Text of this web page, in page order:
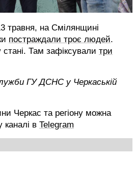
травня, на Смілянщині
постраждали троє людей.
Там зафіксували три
ГУ ДСНС у Черкаській
Черкас та регіону можна
в Telegram